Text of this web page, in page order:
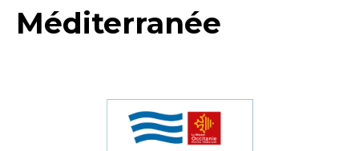
Méditerranée